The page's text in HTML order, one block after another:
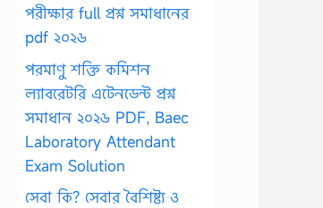
পরীক্ষার full প্রশ্ন সমাধানের
pdf ২০২৬
পরমাণু শক্তি কমিশন
ল্যাবরেটরি এটেনডেন্ট প্রশ্ন
সমাধান ২০২৬ PDF, Baec
Laboratory Attendant
Exam Solution
সেবা কি? সেবার বৈশিষ্ট্য ও